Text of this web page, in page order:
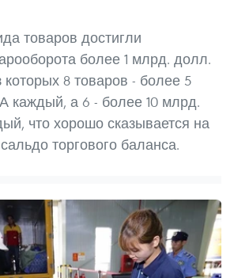
товаров достигли
более 1 млрд. долл.
8 товаров - более 5
а 6 - более 10 млрд.
что хорошо сказывается на
торгового баланса.